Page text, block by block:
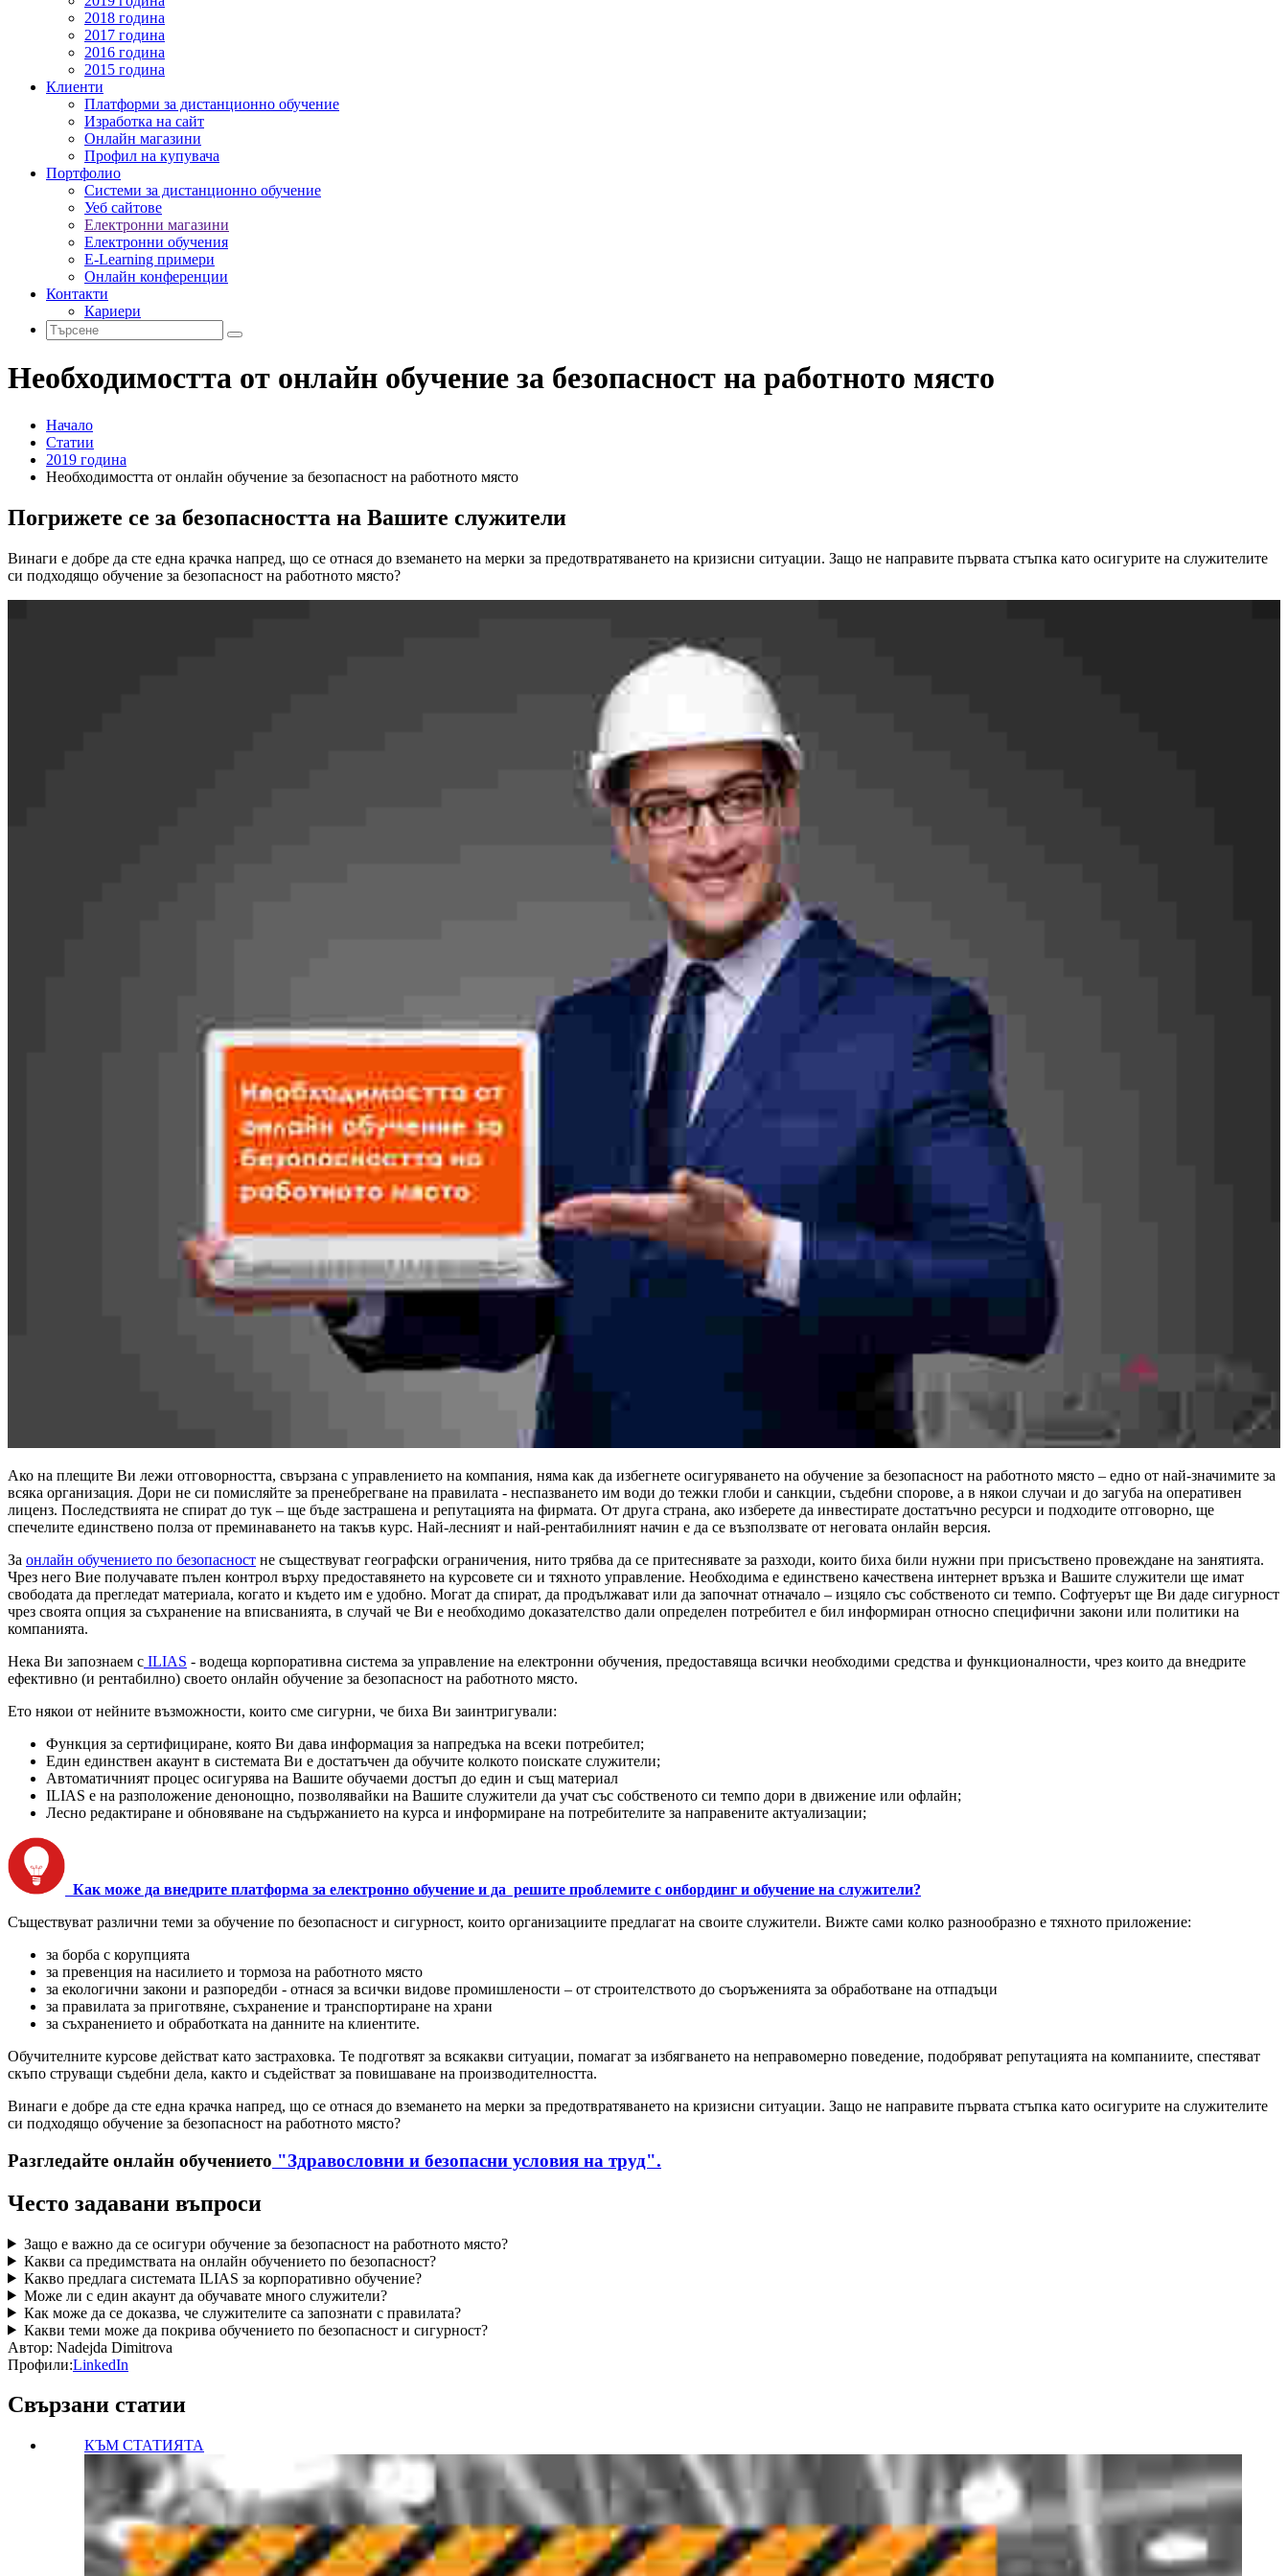
2018 година
2017 година
2016 година
2015 година
Клиенти
Платформи за дистанционно обучение
Изработка на сайт
Онлайн магазини
Профил на купувача
Портфолио
Системи за дистанционно обучение
Уеб сайтове
Електронни магазини
Електронни обучения
E-Learning примери
Онлайн конференции
Контакти
Кариери
Необходимостта от онлайн обучение за безопасност на работното място
Начало
Статии
2019 година
Необходимостта от онлайн обучение за безопасност на работното място
Погрижете се за безопасността на Вашите служители
Винаги е добре да сте една крачка напред, що се отнася до вземането на мерки за предотвратяването на кризисни ситуации. Защо не направите първата стъпка като осигурите на служителите
си подходящо обучение за безопасност на работното място?
Ако на плещите Ви лежи отговорността, свързана с управлението на компания, няма как да избегнете осигуряването на обучение за безопасност на работното място – едно от най-значимите за
всяка организация. Дори не си помисляйте за пренебрегване на правилата - неспазването им води до тежки глоби и санкции, съдебни спорове, а в някои случаи и до загуба на оперативен
лиценз. Последствията не спират до тук – ще бъде застрашена и репутацията на фирмата. От друга страна, ако изберете да инвестирате достатъчно ресурси и подходите отговорно, ще
спечелите единствено полза от преминаването на такъв курс. Най-лесният и най-рентабилният начин е да се възползвате от неговата онлайн версия.
За онлайн обучението по безопасност не съществуват географски ограничения, нито трябва да се притеснявате за разходи, които биха били нужни при присъствено провеждане на занятията.
Чрез него Вие получавате пълен контрол върху предоставянето на курсовете си и тяхното управление. Необходима е единствено качествена интернет връзка и Вашите служители ще имат
свободата да прегледат материала, когато и където им е удобно. Могат да спират, да продължават или да започнат отначало – изцяло със собственото си темпо. Софтуерът ще Ви даде сигурност
чрез своята опция за съхранение на вписванията, в случай че Ви е необходимо доказателство дали определен потребител е бил информиран относно специфични закони или политики на
компанията.
Нека Ви запознаем с ILIAS - водеща корпоративна система за управление на електронни обучения, предоставяща всички необходими средства и функционалности, чрез които да внедрите
ефективно (и рентабилно) своето онлайн обучение за безопасност на работното място.
Ето някои от нейните възможности, които сме сигурни, че биха Ви заинтригували:
Функция за сертифициране, която Ви дава информация за напредъка на всеки потребител;
Един единствен акаунт в системата Ви е достатъчен да обучите колкото поискате служители;
Автоматичният процес осигурява на Вашите обучаеми достъп до един и същ материал
ILIAS е на разположение денонощно, позволявайки на Вашите служители да учат със собственото си темпо дори в движение или офлайн;
Лесно редактиране и обновяване на съдържанието на курса и информиране на потребителите за направените актуализации;
Как може да внедрите платформа за електронно обучение и да решите проблемите с онбординг и обучение на служители?
Съществуват различни теми за обучение по безопасност и сигурност, които организациите предлагат на своите служители. Вижте сами колко разнообразно е тяхното приложение:
за борба с корупцията
за превенция на насилието и тормоза на работното място
за екологични закони и разпоредби - отнася за всички видове промишлености – от строителството до съоръженията за обработване на отпадъци
за правилата за приготвяне, съхранение и транспортиране на храни
за съхранението и обработката на данните на клиентите.
Обучителните курсове действат като застраховка. Те подготвят за всякакви ситуации, помагат за избягването на неправомерно поведение, подобряват репутацията на компаниите, спестяват
скъпо струващи съдебни дела, както и съдействат за повишаване на производителността.
Винаги е добре да сте една крачка напред, що се отнася до вземането на мерки за предотвратяването на кризисни ситуации. Защо не направите първата стъпка като осигурите на служителите
си подходящо обучение за безопасност на работното място?
Разгледайте онлайн обучението "Здравословни и безопасни условия на труд".
Често задавани въпроси
Защо е важно да се осигури обучение за безопасност на работното място?
Какви са предимствата на онлайн обучението по безопасност?
Какво предлага системата ILIAS за корпоративно обучение?
Може ли с един акаунт да обучавате много служители?
Как може да се доказва, че служителите са запознати с правилата?
Какви теми може да покрива обучението по безопасност и сигурност?
Автор: Nadejda Dimitrova
Профили:LinkedIn
Свързани статии
КЪМ СТАТИЯТА